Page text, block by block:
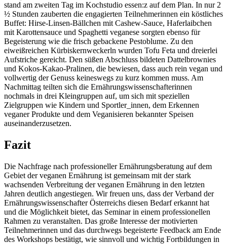
stand am zweiten Tag im Kochstudio essen:z auf dem Plan. In nur 2
½ Stunden zauberten die engagierten Teilnehmerinnen ein köstliches
Buffet: Hirse-Linsen-Bällchen mit Cashew-Sauce, Haferlaibchen
mit Karottensauce und Spaghetti veganese sorgten ebenso für
Begeisterung wie die frisch gebackene Pestoblume. Zu den
eiweißreichen Kürbiskernweckerln wurden Tofu Feta und dreierlei
Aufstriche gereicht. Den süßen Abschluss bildeten Dattelbrownies
und Kokos-Kakao-Pralinen, die bewiesen, dass auch rein vegan und
vollwertig der Genuss keineswegs zu kurz kommen muss. Am
Nachmittag teilten sich die Ernährungswissenschafterinnen
nochmals in drei Kleingruppen auf, um sich mit speziellen
Zielgruppen wie Kindern und Sportler_innen, dem Erkennen
veganer Produkte und dem Veganisieren bekannter Speisen
auseinanderzusetzen.
Fazit
Die Nachfrage nach professioneller Ernährungsberatung auf dem
Gebiet der veganen Ernährung ist gemeinsam mit der stark
wachsenden Verbreitung der veganen Ernährung in den letzten
Jahren deutlich angestiegen. Wir freuen uns, dass der Verband der
Ernährungswissenschafter Österreichs diesen Bedarf erkannt hat
und die Möglichkeit bietet, das Seminar in einem professionellen
Rahmen zu veranstalten. Das große Interesse der motivierten
Teilnehmerinnen und das durchwegs begeisterte Feedback am Ende
des Workshops bestätigt, wie sinnvoll und wichtig Fortbildungen in